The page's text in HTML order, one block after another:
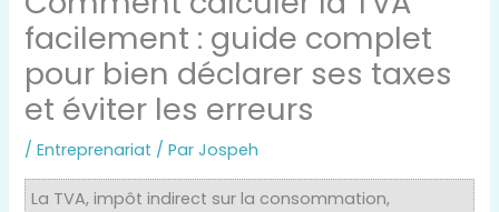
facilement : guide complet
pour bien déclarer ses taxes
et éviter les erreurs
/Entreprenariat / ParJospeh
La TVA, impôt indirect sur la consommation,